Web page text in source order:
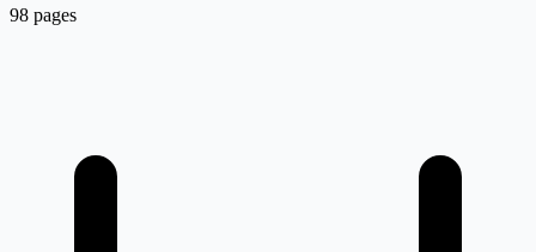
98 pages